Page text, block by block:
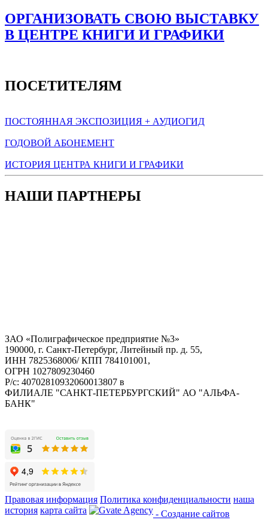
ОРГАНИЗОВАТЬ СВОЮ ВЫСТАВКУ
В ЦЕНТРЕ КНИГИ И ГРАФИКИ
ПОСЕТИТЕЛЯМ
ПОСТОЯННАЯ ЭКСПОЗИЦИЯ + АУДИОГИД
ГОДОВОЙ АБОНЕМЕНТ
ИСТОРИЯ ЦЕНТРА КНИГИ И ГРАФИКИ
НАШИ ПАРТНЕРЫ
ЗАО «Полиграфическое предприятие №3»
190000, г. Санкт-Петербург, Литейный пр. д. 55,
ИНН 7825368006/ КПП 784101001,
ОГРН 1027809230460
Р/с: 40702810932060013807 в
ФИЛИАЛЕ "САНКТ-ПЕТЕРБУРГСКИЙ" АО "АЛЬФА-
БАНК"
Правовая информация Политика конфиденциальности наша
история карта сайта - Создание сайтов